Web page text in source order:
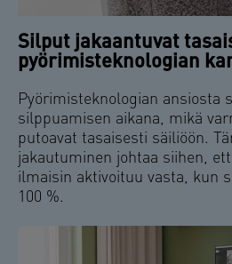
Silput jakaantuvat
pyörimisteknologian
Pyörimisteknologian ansiosta
silppuamisen aikana, mikä
putoavat tasaisesti säiliöön.
jakautuminen johtaa siihen,
ilmaisin aktivoituu vasta, kun
100 %.